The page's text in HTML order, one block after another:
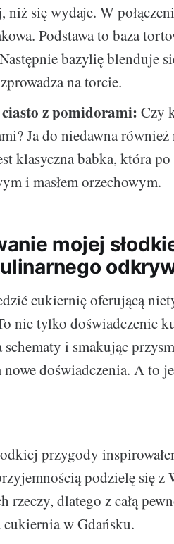
niż się wydaje. W
Podstawa to baza
bazylię blenduje
na torcie.
ciasto z pomidorami: Czy
Ja do niedawna
klasyczna babka, która
i masłem orzechowym.
mojej
cukiernię oferującą
nie tylko doświadczenie
schematy i smakując
doświadczenia. A to
przygody
podzielę się z
rzeczy, dlatego z całą
w Gdańsku.